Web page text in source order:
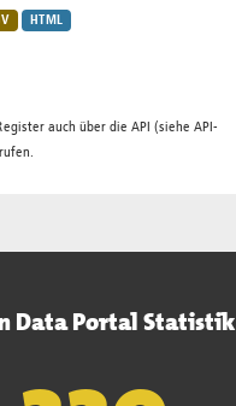
HTML
auch über die API (siehe API-
Data Portal Statistik